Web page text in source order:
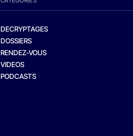
DECRYPTAGES
DOSSIERS
RENDEZ-VOUS
VIDEOS
PODCASTS